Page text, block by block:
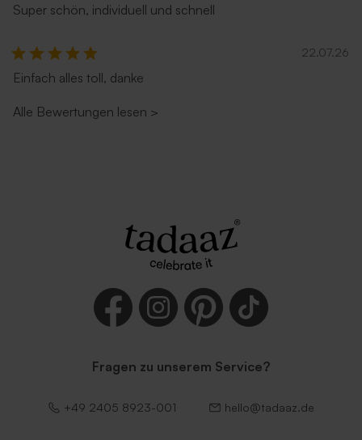
Super schön, individuell und schnell
22.07.26
Einfach alles toll, danke
Alle Bewertungen lesen >
Fragen zu unserem Service?
+49 2405 8923-001 hello@tadaaz.de